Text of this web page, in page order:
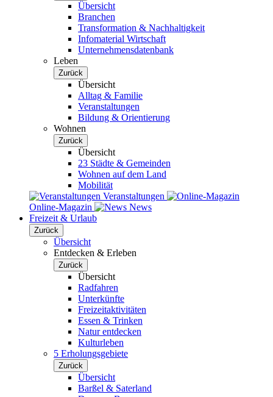
Übersicht
Branchen
Transformation & Nachhaltigkeit
Infomaterial Wirtschaft
Unternehmensdatenbank
Leben
Zurück
Übersicht
Alltag & Familie
Veranstaltungen
Bildung & Orientierung
Wohnen
Zurück
Übersicht
23 Städte & Gemeinden
Wohnen auf dem Land
Mobilität
Veranstaltungen
Online-Magazin
News
Freizeit & Urlaub
Zurück
Übersicht
Entdecken & Erleben
Zurück
Übersicht
Radfahren
Unterkünfte
Freizeitaktivitäten
Essen & Trinken
Natur entdecken
Kulturleben
5 Erholungsgebiete
Zurück
Übersicht
Barßel & Saterland